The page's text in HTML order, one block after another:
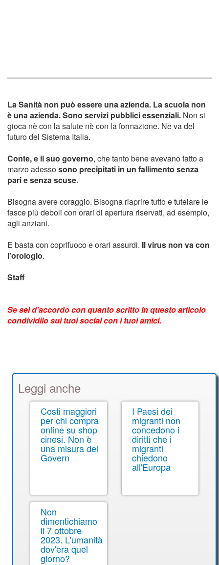
La Sanità non può essere una azienda. La scuola non
è una azienda.Sono servizi pubblici essenziali. Non si
gioca nè con la salute nè con la formazione. Ne va del
futuro del Sistema Italia.
Conte, e il suo governo, che tanto bene avevano fatto a
marzo adessosono precipitati in un fallimento senza
pari e senza scuse.
Bisogna avere coraggio. Bisogna riaprire tutto e tutelare le
fasce più deboli con orari di apertura riservati, ad esempio,
agli anziani.
E basta con coprifuoco e orari assurdi. Il virus non va con
l'orologio.
Staff
Se sei d'accordo con quanto scritto in questo articolo
condividilo sui tuoi social con i tuoi amici.
Leggi anche
Costi maggiori
per chi compra
online su shop
cinesi. Non è
una misura del
Govern
I Paesi dei
migranti non
concedono i
diritti che i
migranti
chiedono
all'Europa
Non
dimentichiamo
il 7 ottobre
2023. L'umanità
dov'era quel
giorno?